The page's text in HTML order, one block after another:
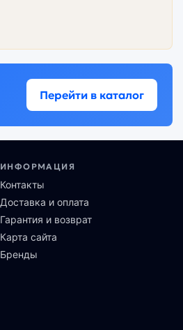
Перейти в каталог
ИНФОРМАЦИЯ
Контакты
Доставка и оплата
Гарантия и возврат
Карта сайта
Бренды